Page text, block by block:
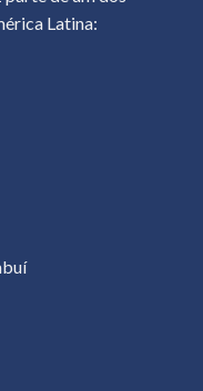
Latina: